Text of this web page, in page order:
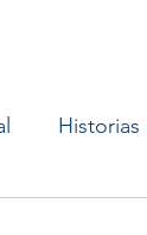
Historias